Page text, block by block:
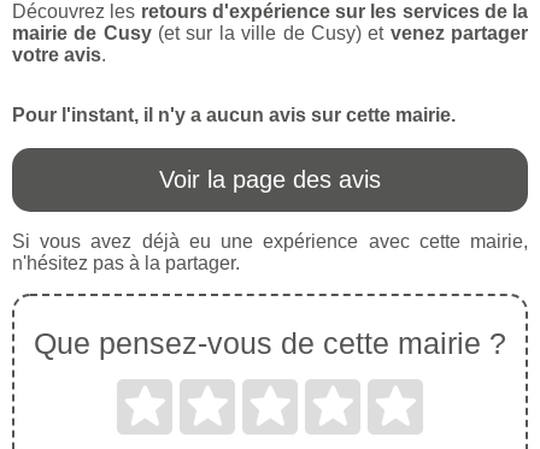
Découvrez les retours d'expérience sur les services de la
mairie de Cusy(et sur la ville de Cusy) et venez partager
votre avis.
Pour l'instant, il n'y a aucun avis sur cette mairie.
Voir la page des avis
Si vous avez déjà eu une expérience avec cette mairie,
n'hésitez pas à la partager.
Que pensez-vous de cette mairie ?